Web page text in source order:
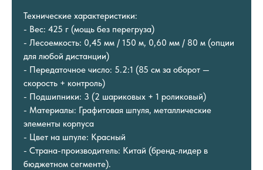
Технические характеристики:
- Вес: 425 г (мощь без перегруза)
- Лесоемкость: 0,45 мм / 150 м, 0,60 мм / 80 м (опции
для любой дистанции)
- Передаточное число: 5.2:1 (85 см за оборот —
скорость + контроль)
- Подшипники: 3 (2 шариковых + 1 роликовый)
- Материалы: Графитовая шпуля, металлические
элементы корпуса
- Цвет на шпуле: Красный
- Страна-производитель: Китай (бренд-лидер в
бюджетном сегменте).